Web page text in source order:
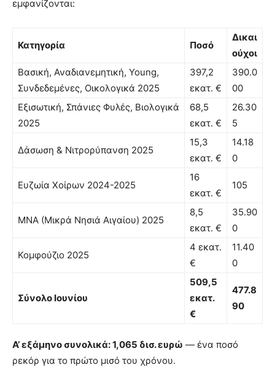
εμφανίζονται:
Κατηγορία Ποσό
Δικαι
ούχοι
Βασική, Αναδιανεμητική, Young,
Συνδεδεμένες, Οικολογικά 2025
397,2
εκατ. €
390.0
00
Εξισωτική, Σπάνιες Φυλές, Βιολογικά
2025
68,5
εκατ. €
26.30
5
Δάσωση & Νιτρορύπανση 2025
15,3
εκατ. €
14.18
0
Ευζωία Χοίρων 2024-2025
16
εκατ. €
105
ΜΝΑ (Μικρά Νησιά Αιγαίου) 2025
8,5
εκατ. €
35.90
0
Κομφούζιο 2025
4 εκατ.
€
11.40
0
Σύνολο Ιουνίου
509,5
εκατ.
€
477.8
90
Α’ εξάμηνο συνολικά: 1,065 δισ. ευρώ — ένα ποσό
ρεκόρ για το πρώτο μισό του χρόνου.